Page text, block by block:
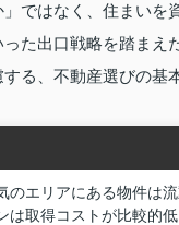
ではなく、住まい
た出口戦略を踏ま
る、不動産選びの基
のエリアにある物件は
は取得コストが比較的